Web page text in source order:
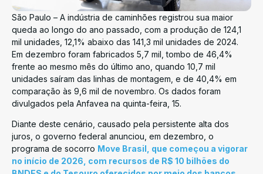
São Paulo – A indústria de caminhões registrou sua maior
queda ao longo do ano passado, com a produção de 124,1
mil unidades, 12,1% abaixo das 141,3 mil unidades de 2024.
Em dezembro foram fabricados 5,7 mil, tombo de 46,4%
frente ao mesmo mês do último ano, quando 10,7 mil
unidades saíram das linhas de montagem, e de 40,4% em
comparação às 9,6 mil de novembro. Os dados foram
divulgados pela Anfavea na quinta-feira, 15.
Diante deste cenário, causado pela persistente alta dos
juros, o governo federal anunciou, em dezembro, o
programa de socorro Move Brasil, que começou a vigorar
no início de 2026, com recursos de R$ 10 bilhões do